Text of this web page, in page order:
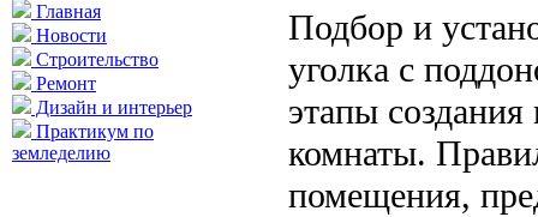
Главная
Новости
Строительство
Ремонт
Дизайн и интерьер
Практикум по
земледелию
Подбор и
уголка с
этапы
комнаты.
помещения,